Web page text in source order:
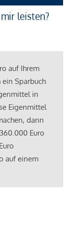
leisten?
auf Ihrem
Sparbuch
in
Eigenmittel
dann
Euro
auf einem